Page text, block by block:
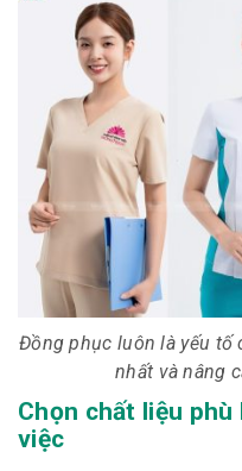
Đồng phục luôn là yếu tố
nhất và nâng
Chọn chất liệu
việc